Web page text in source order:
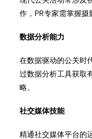
作，PR专家需掌握摄
数据分析能力
在数据驱动的公关时
过数据分析工具获取
略。
社交媒体技能
精通社交媒体平台的